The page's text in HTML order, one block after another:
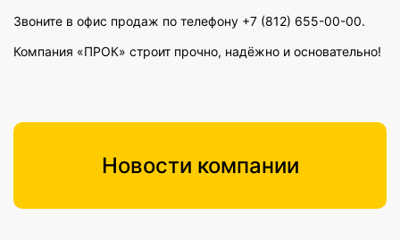
Звоните в офис продаж по телефону +7 (812) 655-00-00.
Компания «ПРОК» строит прочно, надёжно и основательно!
Новости компании